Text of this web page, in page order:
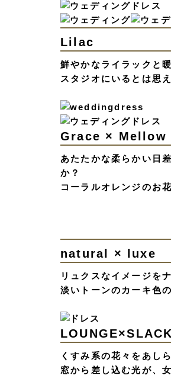
Lilac
鮮やかなライラックと
スタジオにいるとは思
Grace × Mellow
あたたかな柔らかい日
か？
コーラルオレンジのお
natural × luxe
リュクスなイメージを
淡いトーンのカーキ色
LOUNGE×SLACK
くすみ系の花々をあし
窓から差し込む光が、